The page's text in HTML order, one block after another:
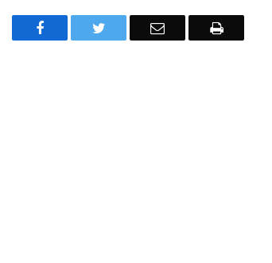
Treść
FacebookTwitter Email Drukuj